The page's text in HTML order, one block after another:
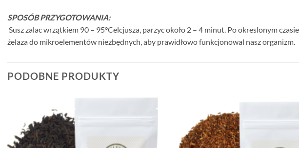
SPOSÓB PRZYGOTOWANIA:
Susz zalac wrzątkiem 90 – 95°Celcjusza, parzyc około 2 – 4 minut. Po okreslonym
żelaza do mikroelementów niezbędnych, aby prawidłowo funkcjonowal nasz organizm.
PODOBNE PRODUKTY